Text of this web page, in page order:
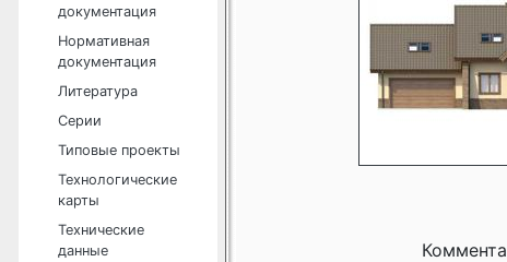
документация
Нормативная
документация
Литература
Серии
Типовые проекты
Технологические
карты
Технические
данные